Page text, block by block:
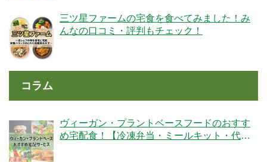
三ツ星ファームの宅食を食べてみました！み
んなの口コミ・評判もチェック！
コラム
ヴィーガン・プラントベースフードのおすす
め宅配食！【冷凍弁当・ミールキット・代替